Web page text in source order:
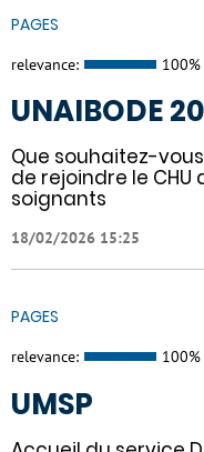
PAGES
relevance: 100%
UNAIBODE
Que souhaitez-
de rejoindre le CHU
soignants
18/02/2026 15:25
PAGES
relevance: 100%
UMSP